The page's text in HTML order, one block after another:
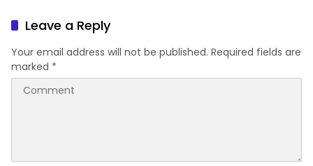
Leave a Reply
Your email address will not be published. Required fields are
marked *